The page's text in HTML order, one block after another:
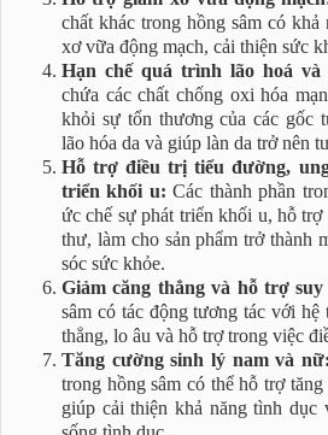
chất khác trong hồng sâm có
xơ vữa động mạch, cải thiện sức
Hạn chế quá trình lão hoá và
chứa các chất chống oxi hóa
khỏi sự tổn thương của các gốc
lão hóa da và giúp làn da trở nên
Hỗ trợ điều trị tiểu đường,
triển khối u: Các thành phần
ức chế sự phát triển khối u, hỗ
thư, làm cho sản phẩm trở thành
sóc sức khỏe.
Giảm căng thẳng và hỗ trợ
sâm có tác động tương tác với
thẳng, lo âu và hỗ trợ trong việc
Tăng cường sinh lý nam và
trong hồng sâm có thể hỗ trợ
giúp cải thiện khả năng tình dục